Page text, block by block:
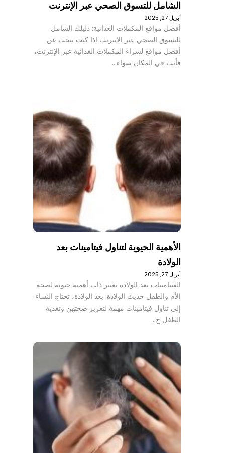
الشامل للتسوق الصحي عبر الإنترنت
أبريل 27, 2025
أفضل مواقع المكملات الغذائية: دليلك الشامل
للتسوق الصحي عبر الإنترنت إذا كنت تبحث عن
أفضل مواقع لشراء المكملات الغذائية عبر الإنترنت،
فأنت في المكان سواء…
الأهمية الحيوية لتناول فيتامينات بعد
الولادة
أبريل 27, 2025
الفيتامينات بعد الولادة تعتبر ذات أهمية حيوية لصحة
الأم والطفل حديث الولادة. بعد الولادة، تحتاج النساء
إلى تناول فيتامينات مهمة لتعزيز صحتهن وتغذية
الطفل خ…